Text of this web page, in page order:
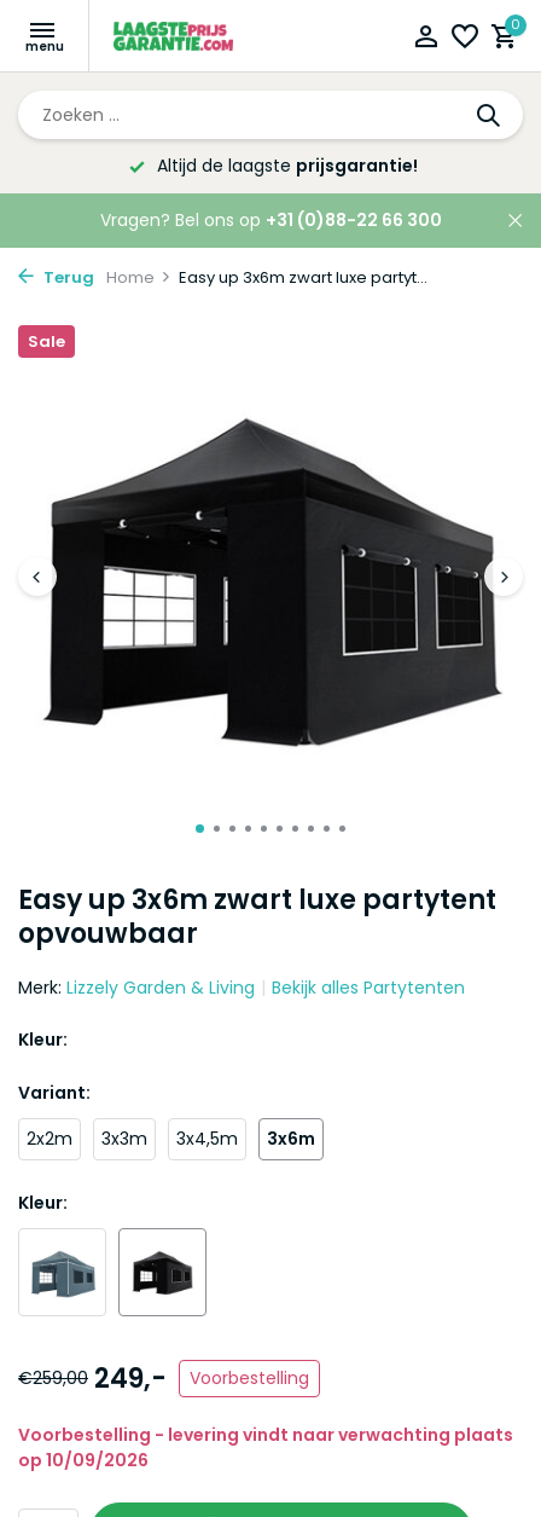
0
Altijd de laagste prijsgarantie!
Vragen? Bel ons op +31 (0)88-22 66 300
Terug Home Easy up 3x6m zwart luxe partyt...
Easy up 3x6m zwart luxe partytent
opvouwbaar
Sale
Merk: Lizzely Garden & Living Bekijk alles Partytenten
Kleur:
Variant:
2x2m
3x3m 3x4,5m 3x6m
Kleur:
€259,00 249,- Voorbestelling
Voorbestelling - levering vindt naar verwachting plaats
op 10/09/2026